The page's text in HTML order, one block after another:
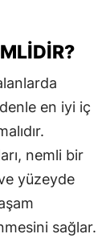
en iyi iç
nemli bir
yüzeyde
sağlar.